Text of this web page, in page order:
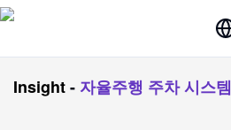
Insight- 자율주행 주차 시스템